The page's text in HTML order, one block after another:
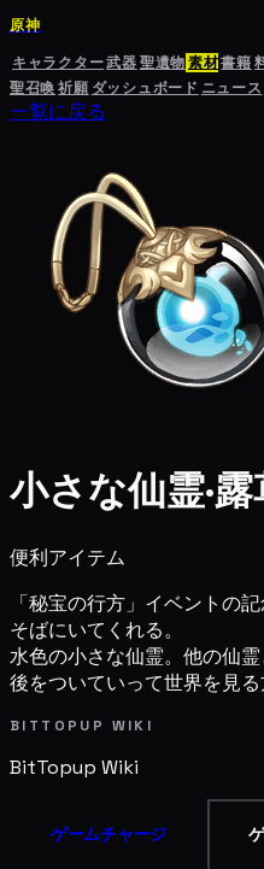
原神
キャラクター武器聖遺物素材書籍
聖召喚祈願 ダッシュボード ニュース
一覧に戻る
小さな仙霊·露
便利アイテム
「秘宝の行方」イベントの
そばにいてくれる。
水色の小さな仙霊。他の仙
後をついていって世界を見る
BITTOPUP WIKI
BitTopup Wiki
ゲームチャージ